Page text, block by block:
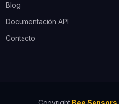
Blog
Documentación API
Contacto